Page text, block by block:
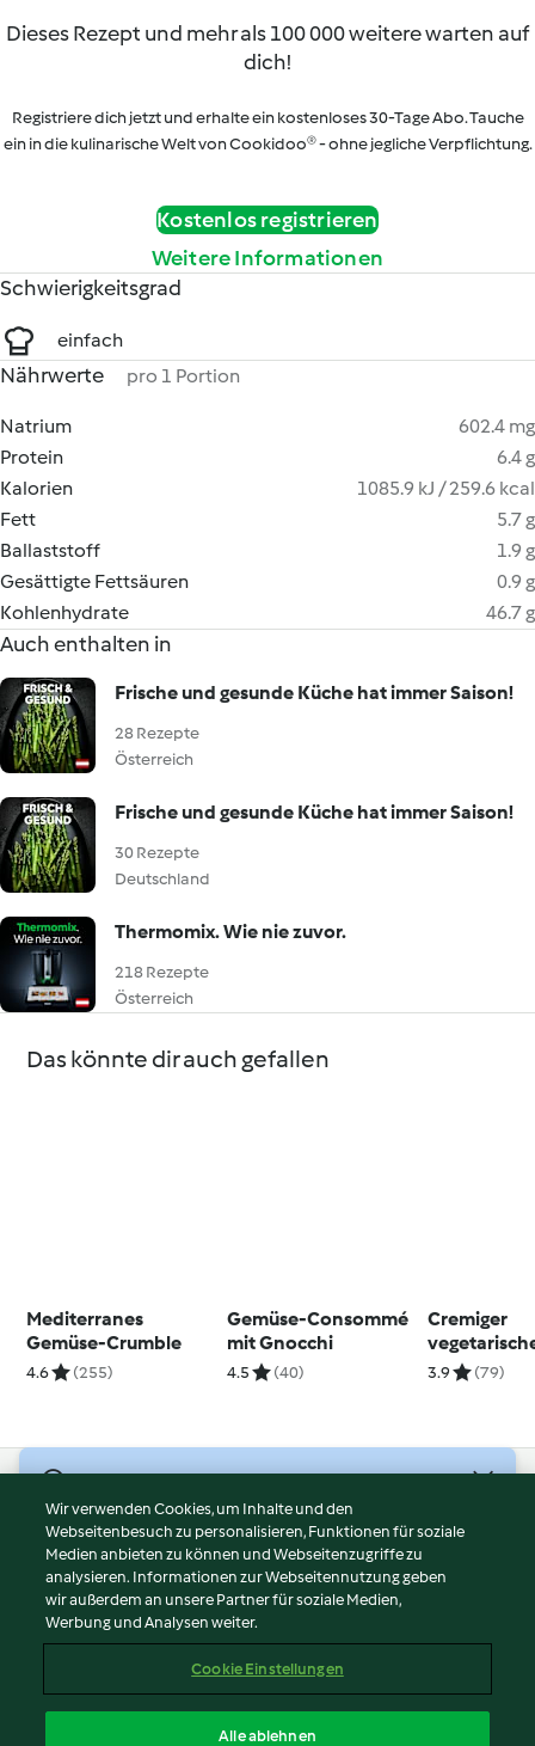
Dieses Rezept und mehr als 100 000 weitere warten auf
dich!
Registriere dich jetzt und erhalte ein kostenloses 30-Tage Abo. Tauche
ein in die kulinarische Welt von Cookidoo® - ohne jegliche Verpflichtung.
Kostenlos registrieren
Weitere Informationen
Schwierigkeitsgrad
einfach
Nährwerte pro 1 Portion
Natrium
602.4 mg
Protein
6.4 g
Kalorien
1085.9 kJ / 259.6 kcal
Fett
5.7 g
Ballaststoff
1.9 g
Gesättigte Fettsäuren
0.9 g
Kohlenhydrate
46.7 g
Auch enthalten in
Frische und gesunde Küche hat immer Saison!
28 Rezepte
Österreich
Frische und gesunde Küche hat immer Saison!
30 Rezepte
Deutschland
Thermomix. Wie nie zuvor.
218 Rezepte
Österreich
Das könnte dir auch gefallen
Mediterranes
Gemüse-Crumble
4.6 (255)
Gemüse-Consommé
mit Gnocchi
4.5 (40)
Cremiger
3.9 (79)
Nutzungsbedingungen
Datenschutzrichtlinien
Disclaimer
Impressum
Inhalt melden
Wir verwenden Cookies, um Inhalte und den
Webseitenbesuch zu personalisieren, Funktionen für soziale
Medien anbieten zu können und Webseitenzugriffe zu
analysieren. Informationen zur Webseitennutzung geben
wir außerdem an unsere Partner für soziale Medien,
Werbung und Analysen weiter.
Cookie Einstellungen
Alle ablehnen